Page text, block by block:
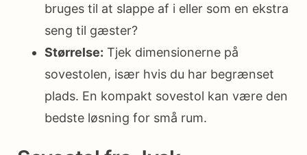
bruges til at slappe af i eller som en ekstra
seng til gæster?
Størrelse: Tjek dimensionerne på
sovestolen, især hvis du har begrænset
plads. En kompakt sovestol kan være den
bedste løsning for små rum.